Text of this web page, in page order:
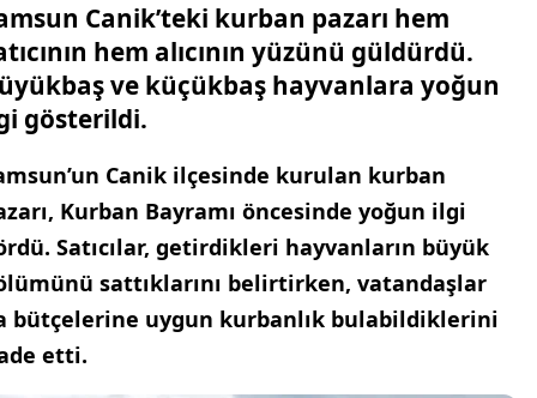
Canik’teki kurban pazarı hem
hem alıcının yüzünü güldürdü.
ve küçükbaş hayvanlara yoğun
gösterildi.
Canik ilçesinde kurulan kurban
Kurban Bayramı öncesinde yoğun ilgi
Satıcılar, getirdikleri hayvanların büyük
sattıklarını belirtirken, vatandaşlar
bütçelerine uygun kurbanlık bulabildiklerini
etti.